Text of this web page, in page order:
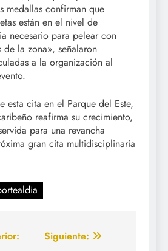
medallas confirman que
están en el nivel de
necesario para pelear con
de la zona», señalaron
a la organización al
esta cita en el Parque del Este,
reafirma su crecimiento,
para una revancha
gran cita multidisciplinaria
Siguiente: